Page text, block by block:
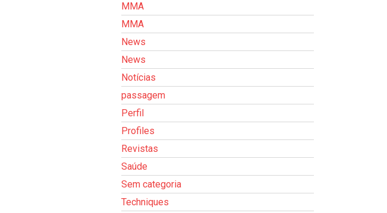
MMA
MMA
News
News
Notícias
passagem
Perfil
Profiles
Revistas
Saúde
Sem categoria
Techniques